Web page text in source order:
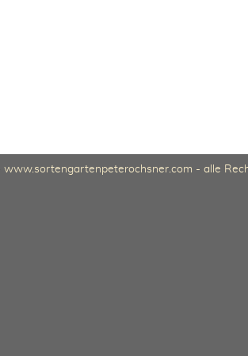
www.sortengartenpeterochsner.com - alle